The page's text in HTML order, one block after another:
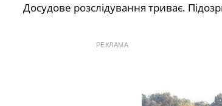
Досудове розслідування триває.
РЕКЛАМА